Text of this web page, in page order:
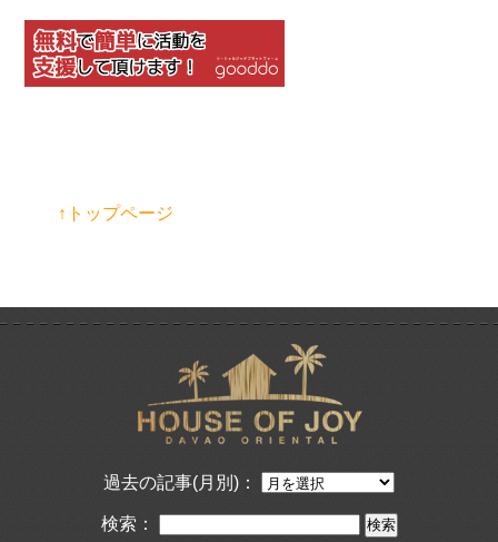
↑トップページ
過去の記事(月別)：
検索：